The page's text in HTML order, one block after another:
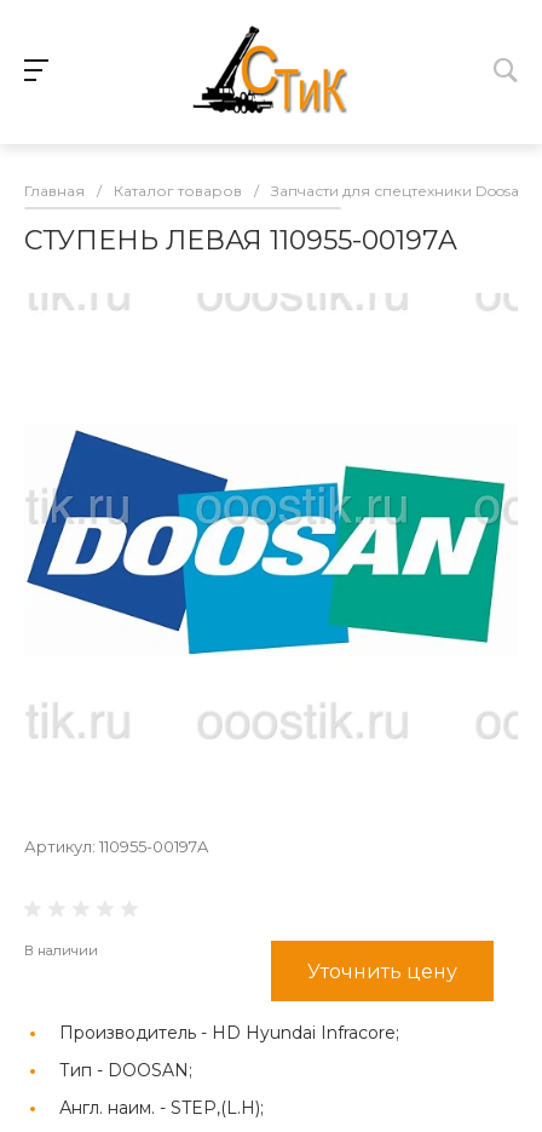
Главная / Каталог товаров / Запчасти для спецтехники Doosan
СТУПЕНЬ ЛЕВАЯ 110955-00197A
Артикул: 110955-00197A
В наличии
Уточнить цену
Производитель - HD Hyundai Infracore;
Тип - DOOSAN;
Англ. наим. - STEP,(L.H);